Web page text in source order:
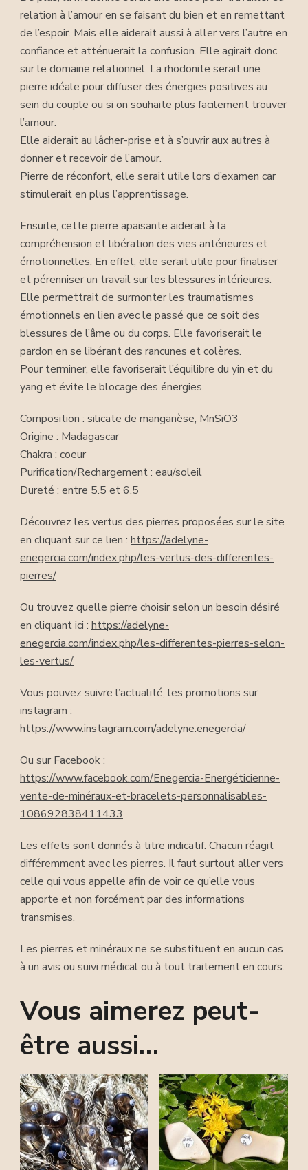
relation à l’amour en se faisant du bien et en remettant
de l’espoir. Mais elle aiderait aussi à aller vers l’autre en
confiance et atténuerait la confusion. Elle agirait donc
sur le domaine relationnel. La rhodonite serait une
pierre idéale pour diffuser des énergies positives au
sein du couple ou si on souhaite plus facilement trouver
l’amour.
Elle aiderait au lâcher-prise et à s’ouvrir aux autres à
donner et recevoir de l’amour.
Pierre de réconfort, elle serait utile lors d’examen car
stimulerait en plus l’apprentissage.
Ensuite, cette pierre apaisante aiderait à la
compréhension et libération des vies antérieures et
émotionnelles. En effet, elle serait utile pour finaliser
et pérenniser un travail sur les blessures intérieures.
Elle permettrait de surmonter les traumatismes
émotionnels en lien avec le passé que ce soit des
blessures de l’âme ou du corps. Elle favoriserait le
pardon en se libérant des rancunes et colères.
Pour terminer, elle favoriserait l’équilibre du yin et du
yang et évite le blocage des énergies.
Composition : silicate de manganèse, MnSiO3
Origine : Madagascar
Chakra : coeur
Purification/Rechargement : eau/soleil
Dureté : entre 5.5 et 6.5
Découvrez les vertus des pierres proposées sur le site
en cliquant sur ce lien : https://adelyne-
enegercia.com/index.php/les-vertus-des-differentes-
pierres/
Ou trouvez quelle pierre choisir selon un besoin désiré
en cliquant ici : https://adelyne-
enegercia.com/index.php/les-differentes-pierres-selon-
les-vertus/
Vous pouvez suivre l’actualité, les promotions sur
instagram :
https://www.instagram.com/adelyne.enegercia/
Ou sur Facebook :
https://www.facebook.com/Enegercia-Energéticienne-
vente-de-minéraux-et-bracelets-personnalisables-
108692838411433
Les effets sont donnés à titre indicatif. Chacun réagit
différemment avec les pierres. Il faut surtout aller vers
celle qui vous appelle afin de voir ce qu’elle vous
apporte et non forcément par des informations
transmises.
Les pierres et minéraux ne se substituent en aucun cas
à un avis ou suivi médical ou à tout traitement en cours.
Vous aimerez peut-
être aussi…